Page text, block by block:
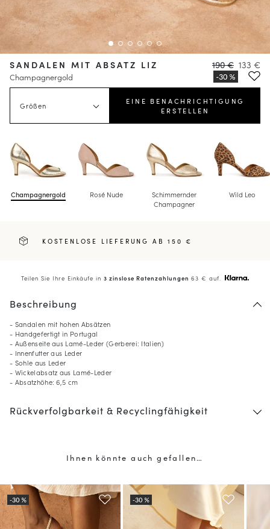
SANDALEN MIT ABSATZ LIZ
Champagnergold
190 € 133 €
Größen
EINE BENACHRICHTIGUNG
ERSTELLEN
Champagnergold Rosé Nude
Schimmernder
Champagner
Wild Leo
KOSTENLOSE LIEFERUNG AB 150 €
Teilen Sie Ihre Einkäufe in 3 zinslose Ratenzahlungen 63 € auf.
Beschreibung
- Sandalen mit hohen Absätzen
- Handgefertigt in Portugal
- Außenseite aus Lamé-Leder (Gerberei: Italien)
- Innenfutter aus Leder
- Sohle aus Leder
- Wickelabsatz aus Lamé-Leder
- Absatzhöhe: 6,5 cm
Rückverfolgbarkeit & Recyclingfähigkeit
Ihnen könnte auch gefallen…